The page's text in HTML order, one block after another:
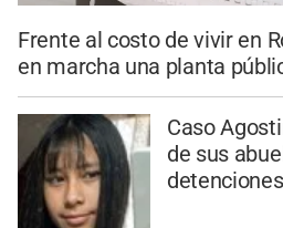
Frente al costo de vivir en
en marcha una planta
Caso
de sus
detenciones